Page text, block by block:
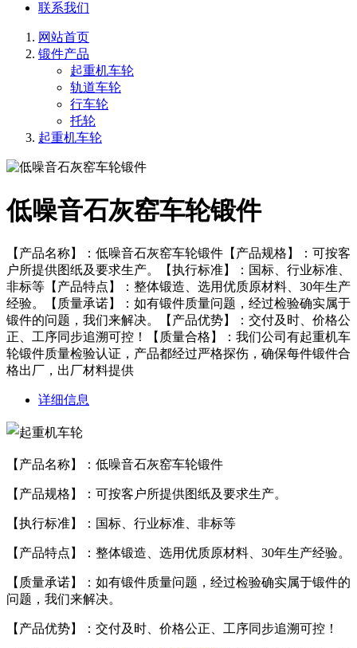
联系我们
网站首页
锻件产品
起重机车轮
轨道车轮
行车轮
托轮
起重机车轮
低噪音石灰窑车轮锻件
【产品名称】：低噪音石灰窑车轮锻件【产品规格】：可按客
户所提供图纸及要求生产。【执行标准】：国标、行业标准、
非标等【产品特点】：整体锻造、选用优质原材料、30年生产
经验。【质量承诺】：如有锻件质量问题，经过检验确实属于
锻件的问题，我们来解决。【产品优势】：交付及时、价格公
正、工序同步追溯可控！【质量合格】：我们公司有起重机车
轮锻件质量检验认证，产品都经过严格探伤，确保每件锻件合
格出厂，出厂材料提供
详细信息
【产品名称】：低噪音石灰窑车轮锻件
【产品规格】：可按客户所提供图纸及要求生产。
【执行标准】：国标、行业标准、非标等
【产品特点】：整体锻造、选用优质原材料、30年生产经验。
【质量承诺】：如有锻件质量问题，经过检验确实属于锻件的
问题，我们来解决。
【产品优势】：交付及时、价格公正、工序同步追溯可控！